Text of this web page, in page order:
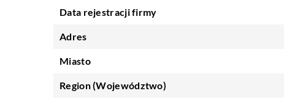
Data rejestracji firmy
Adres
Miasto
Region (Województwo)